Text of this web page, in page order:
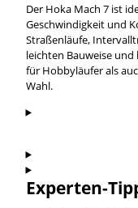
Der Hoka Mach 7 ist
Geschwindigkeit und
Straßenläufe,
leichten Bauweise
für Hobbyläufer als
Wahl.
Experten-